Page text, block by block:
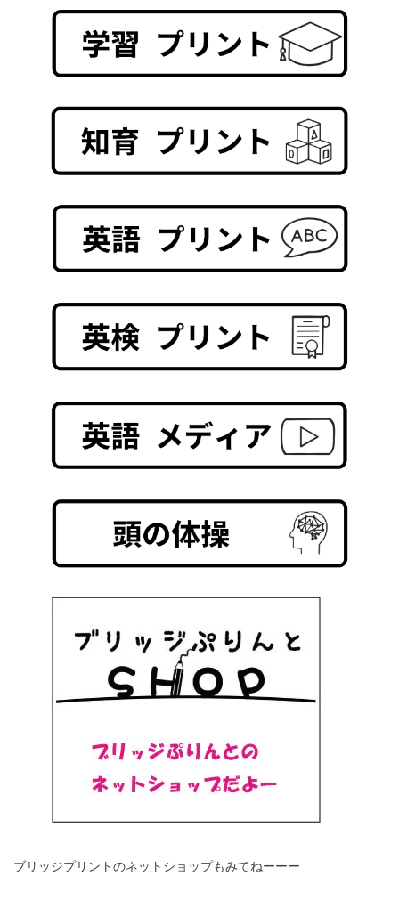
ブリッジプリントのネットショップもみてねーーー